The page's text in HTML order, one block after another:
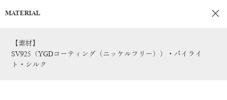
MATERIAL
【素材】
SV925（YGDコーティング（ニッケルフリー））・パイライ
ト・シルク